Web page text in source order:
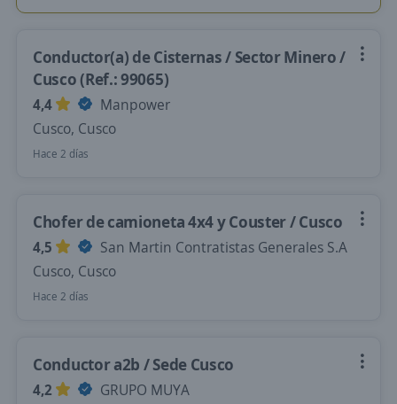
Conductor(a) de Cisternas / Sector Minero /
Cusco (Ref.: 99065)
4,4
Manpower
Cusco, Cusco
Hace 2 días
Chofer de camioneta 4x4 y Couster / Cusco
4,5
San Martin Contratistas Generales S.A
Cusco, Cusco
Hace 2 días
Conductor a2b / Sede Cusco
4,2
GRUPO MUYA